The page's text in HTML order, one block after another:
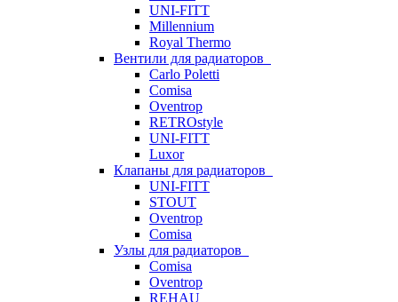
UNI-FITT
Millennium
Royal Thermo
Вентили для радиаторов
Carlo Poletti
Comisa
Oventrop
RETROstyle
UNI-FITT
Luxor
Клапаны для радиаторов
UNI-FITT
STOUT
Oventrop
Comisa
Узлы для радиаторов
Comisa
Oventrop
REHAU